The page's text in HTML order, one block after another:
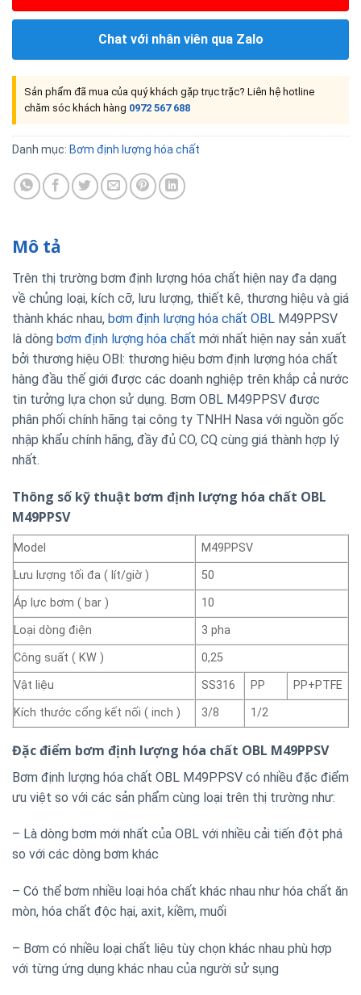
Chat với nhân viên qua Zalo
Sản phẩm đã mua của quý khách gặp trục trặc? Liên hệ hotline
chăm sóc khách hàng 0972 567 688
Danh mục: Bơm định lượng hóa chất
Mô tả
Trên thị trường bơm định lượng hóa chất hiện nay đa dạng
về chủng loại, kích cỡ, lưu lượng, thiết kê, thương hiệu và giá
thành khác nhau, bơm định lượng hóa chất OBL M49PPSV
là dòng bơm định lượng hóa chất mới nhất hiện nay sản xuất
bởi thương hiệu OBl: thương hiệu bơm định lượng hóa chất
hàng đầu thế giới được các doanh nghiệp trên khắp cả nước
tin tưởng lựa chọn sử dụng. Bơm OBL M49PPSV được
phân phối chính hãng tại công ty TNHH Nasa với nguồn gốc
nhập khẩu chính hãng, đầy đủ CO, CQ cùng giá thành hợp lý
nhất.
Thông số kỹ thuật bơm định lượng hóa chất OBL
M49PPSV
Model
M49PPSV
Lưu lượng tối đa ( lít/giờ )
50
Áp lực bơm ( bar )
10
Loại dòng điện
3 pha
Công suất ( KW )
0,25
Vật liệu
SS316 PP
PP+PTFE
Kích thước cổng kết nối ( inch )
3/8 1/2
Đặc điểm bơm định lượng hóa chất OBL M49PPSV
Bơm định lượng hóa chất OBL M49PPSV có nhiều đặc điểm
ưu việt so với các sản phẩm cùng loại trên thị trường như:
– Là dòng bơm mới nhất của OBL với nhiều cải tiến đột phá
so với các dòng bơm khác
– Có thể bơm nhiều loại hóa chất khác nhau như hóa chất ăn
mòn, hóa chất độc hại, axit, kiềm, muối
– Bơm có nhiều loại chất liệu tùy chọn khác nhau phù hợp
với từng ứng dụng khác nhau của người sử sụng